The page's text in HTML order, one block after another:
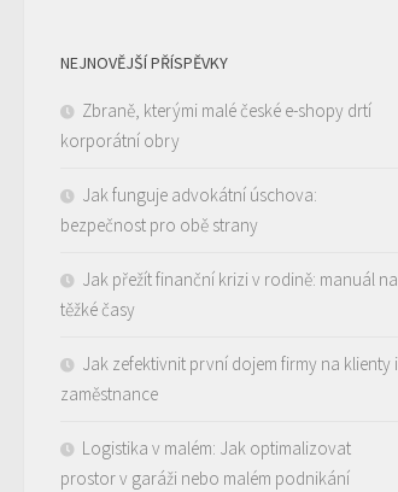
NEJNOVĚJŠÍ PŘÍSPĚVKY
Zbraně, kterými malé české e-shopy drtí
korporátní obry
Jak funguje advokátní úschova:
bezpečnost pro obě strany
Jak přežít finanční krizi v rodině: manuál na
těžké časy
Jak zefektivnit první dojem firmy na klienty i
zaměstnance
Logistika v malém: Jak optimalizovat
prostor v garáži nebo malém podnikání